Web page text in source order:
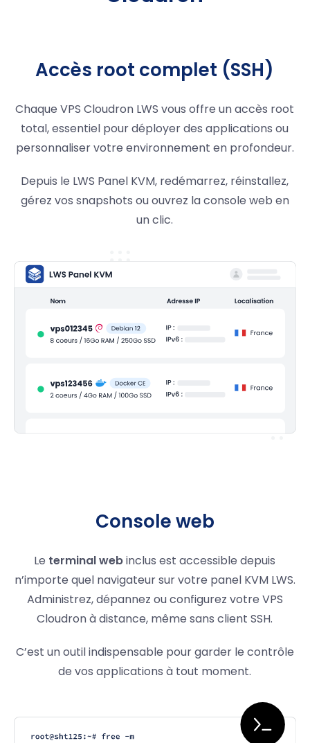
Accès root complet (SSH)
Chaque VPS Cloudron LWS vous offre un accès root
total, essentiel pour déployer des applications ou
personnaliser votre environnement en profondeur.
Depuis le LWS Panel KVM, redémarrez, réinstallez,
gérez vos snapshots ou ouvrez la console web en
un clic.
Console web
Le terminal webinclus est accessible depuis
n’importe quel navigateur sur votre panel KVM LWS.
Administrez, dépannez ou configurez votre VPS
Cloudron à distance, même sans client SSH.
C’est un outil indispensable pour garder le contrôle
de vos applications à tout moment.